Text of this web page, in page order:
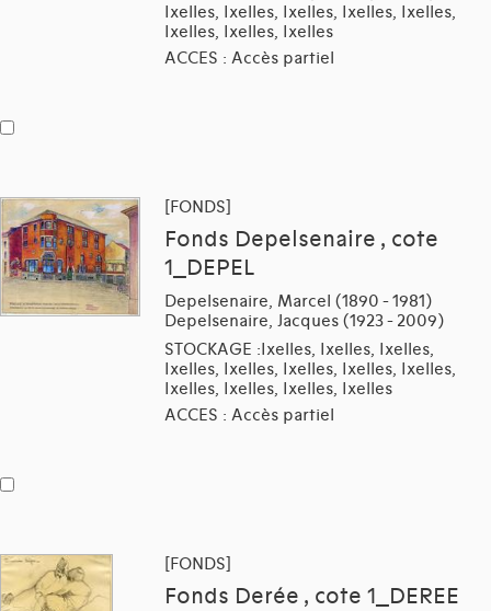
Ixelles, Ixelles, Ixelles, Ixelles, Ixelles,
Ixelles, Ixelles, Ixelles
ACCES : Accès partiel
[FONDS]
Fonds Depelsenaire , cote
1_DEPEL
Depelsenaire, Marcel (1890 - 1981)
Depelsenaire, Jacques (1923 - 2009)
STOCKAGE :Ixelles, Ixelles, Ixelles,
Ixelles, Ixelles, Ixelles, Ixelles, Ixelles,
Ixelles, Ixelles, Ixelles, Ixelles
ACCES : Accès partiel
[FONDS]
Fonds Derée , cote 1_DEREE